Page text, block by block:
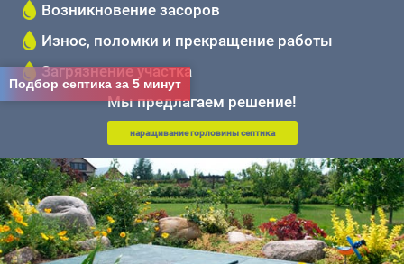
Возникновение засоров
Износ, поломки и прекращение работы
Загрязнение участка
Мы предлагаем решение!
наращивание горловины септика
Подбор септика за 5 минут